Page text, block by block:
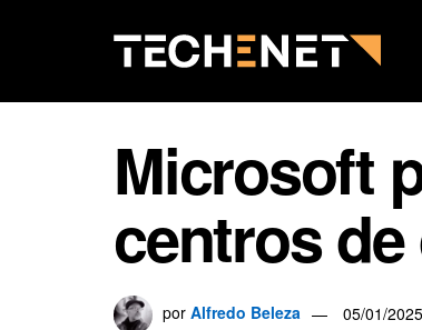
Microsoft
centros
por Alfredo Beleza 05/01/2025